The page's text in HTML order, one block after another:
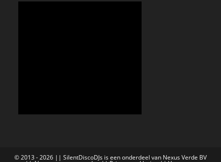
© 2013 - 2026 || SilentDiscoDJs is een onderdeel van Nexus Verde BV